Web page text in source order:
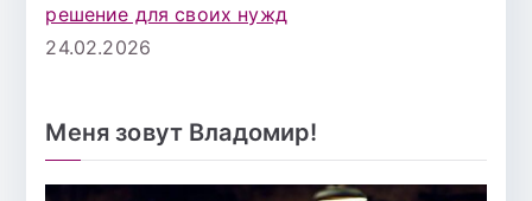
решение для своих нужд
24.02.2026
Меня зовут Владомир!